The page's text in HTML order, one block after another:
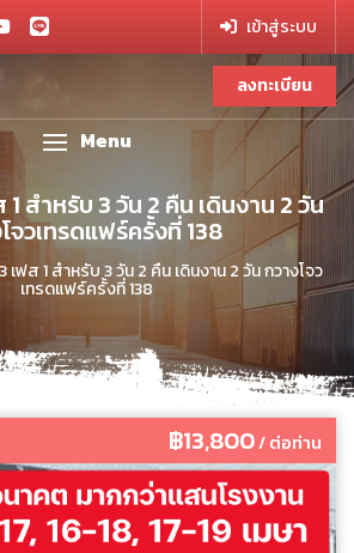
เข้าสู่ระบบ
ลงทะเบียน
Menu
สำหรับ 3 วัน 2 คืน เดินงาน 2 วัน
จวเทรดแฟร์ครั้งที่ 138
เฟส 1 สำหรับ 3 วัน 2 คืน เดินงาน 2 วัน กวางโจว
เทรดแฟร์ครั้งที่ 138
฿13,800/ ต่อท่าน